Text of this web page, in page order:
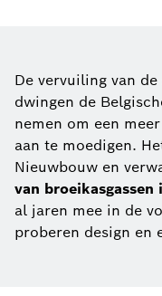
De vervuiling van
dwingen de
nemen om een
aan te moedigen.
Nieuwbouw en
van broeikasgassen
al jaren mee in de
proberen design en